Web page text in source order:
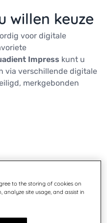
willen keuze
voor digitale
Impress kunt u
via verschillende digitale
merkgebonden
to the storing of cookies on
site usage, and assist in